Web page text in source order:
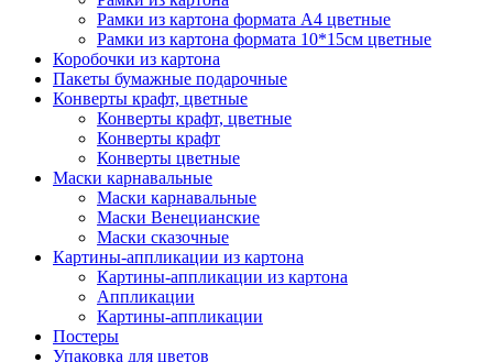
Рамки из картона формата А4 цветные
Рамки из картона формата 10*15см цветные
Коробочки из картона
Пакеты бумажные подарочные
Конверты крафт, цветные
Конверты крафт, цветные
Конверты крафт
Конверты цветные
Маски карнавальные
Маски карнавальные
Маски Венецианские
Маски сказочные
Картины-аппликации из картона
Картины-аппликации из картона
Аппликации
Картины-аппликации
Постеры
Упаковка для цветов